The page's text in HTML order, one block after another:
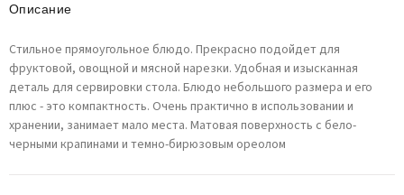
Описание
Стильное прямоугольное блюдо. Прекрасно подойдет для
фруктовой, овощной и мясной нарезки. Удобная и изысканная
деталь для сервировки стола. Блюдо небольшого размера и его
плюс - это компактность. Очень практично в использовании и
хранении, занимает мало места. Матовая поверхность с бело-
черными крапинами и темно-бирюзовым ореолом